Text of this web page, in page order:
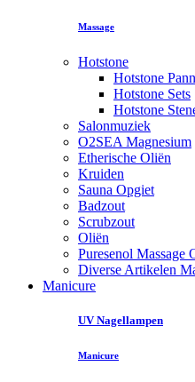
Massage
Hotstone
Hotstone
Hotstone Sets
Hotstone
Salonmuziek
O2SEA Magnesium
Etherische Oliën
Kruiden
Sauna Opgiet
Badzout
Scrubzout
Oliën
Puresenol Massage
Diverse Artikelen
Manicure
UV Nagellampen
Manicure